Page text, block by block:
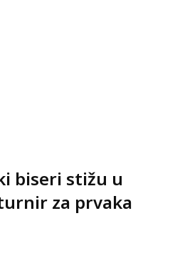
biseri stižu u
za prvaka